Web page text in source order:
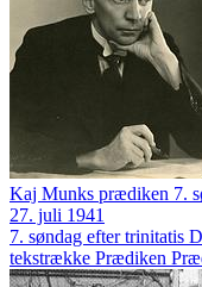
Kaj Munks prædiken 7.
27. juli 1941
7. søndag efter trinitatis
tekstrække Prædiken